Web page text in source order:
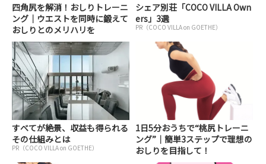
四角尻を解消！おしりトレーニ
ング｜ウエストを同時に鍛えて
おしりとのメリハリを
シェア別荘「COCO VILLA Own
ers」3選
PR（COCO VILLA on GOETHE）
すべてが絶景、収益も得られる
その仕組みとは
PR（COCO VILLA on GOETHE）
1日5分おうちで“桃尻トレーニ
ング”｜簡単3ステップで理想の
おしりを目指して！